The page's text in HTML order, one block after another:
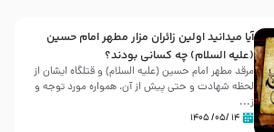
آیا میدانید اولین زائران مزار مطهر امام حسین
(علیه السلام) چه کسانی بودند؟
مرقد مطهر امام حسین (علیه السلام) و قتلگاه ایشان از
لحظه شهادت و حتی پیش از آن، همواره مورد توجه و
ز...
۱۴ /۰۵/ ۱۴۰۵